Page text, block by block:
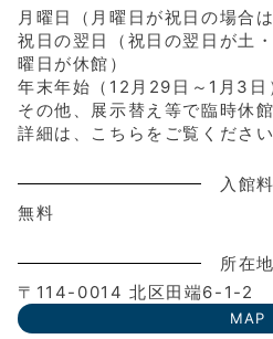
月曜日（月曜日が祝日の場合
祝日の翌日（祝日の翌日が土
曜日が休館）
年末年始（12月29日～1月3日
その他、展示替え等で臨時休
詳細は、こちらをご覧ください
入館料
無料
所在地
〒114-0014 北区田端6-1-2
MAP